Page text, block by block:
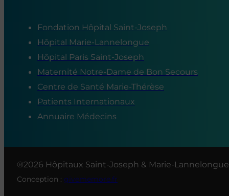
Fondation Hôpital Saint-Joseph
Hôpital Marie-Lannelongue
Hôpital Paris Saint-Joseph
Maternité Notre-Dame de Bon Secours
Centre de Santé Marie-Thérèse
Patients Internationaux
Annuaire Médecins
®2026 Hôpitaux Saint-Joseph & Marie-Lannelongue
Conception : givememore.fr